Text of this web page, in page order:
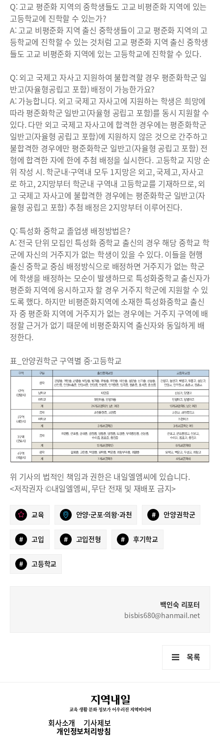
Q: 고교 평준화 지역의 중학생들도 고교 비평준화 지역에 있는
고등학교에 진학할 수 있는가?
A: 고교 비평준화 지역 출신 중학생들이 고교 평준화 지역의 고
등학교에 진학할 수 있는 것처럼 고교 평준화 지역 출신 중학생
들도 고교 비평준화 지역에 있는 고등학교에 진학할 수 있다.
Q: 외고 국제고 자사고 지원하여 불합격할 경우 평준화학군 일
반고(자율형공립고 포함) 배정이 가능한가요?
A: 가능합니다. 외고 국제고 자사고에 지원하는 학생은 희망에
따라 평준화학군 일반고(자율형 공립고 포함)를 동시 지원할 수
있다. 다만 외고 국제고 자사고에 합격한 경우에는 평준화학군
일반고(자율형 공립고 포함)에 지원하지 않은 것으로 간주하고
불합격한 경우에만 평준화학군 일반고(자율형 공립고 포함) 전
형에 합격한 자에 한에 추첨 배정을 실시한다. 고등학교 지망 순
위 작성 시. 학군내·구역내 모두 1지망은 외고, 국제고, 자사고
로 하고, 2지망부터 학군내 구역내 고등학교를 기재하므로, 외
고 국제고 자사고에 불합격한 경우에는 평준화학군 일반고(자
율형 공립고 포함) 추첨 배정은 2지망부터 이루어진다.
Q: 특성화 중학교 졸업생 배정방법은?
A: 전국 단위 모집인 특성화 중학교 출신의 경우 해당 중학교 학
군에 자신의 거주지가 없는 학생이 있을 수 있다. 이들을 현행
출신 중학교 중심 배정방식으로 배정하면 거주지가 없는 학군
에 학생을 배정하는 모순이 발생하므로 특성화중학교 출신자가
평준화 지역에 응시하고자 할 경우 거주지 학군에 지원할 수 있
도록 했다. 하지만 비평준화지역에 소재한 특성화중학교 출신
자 중 평준화 지역에 거주지가 없는 경우에는 거주지 구역에 배
정할 근거가 없기 때문에 비평준화지역 출신자와 동일하게 배
정한다.
표_안양권학군 구역별 중·고등학교
위 기사의 법적인 책임과 권한은 내일엘엠씨에 있습니다.
<저작권자 ©내일엘엠씨, 무단 전재 및 재배포 금지>
교육 안양·군포·의왕·과천 # 안양권학군
# 고입 # 고입전형 # 후기학교
# 고등학교
백인숙 리포터
bisbis680@hanmail.net
목록
회사소개 기사제보
개인정보처리방침